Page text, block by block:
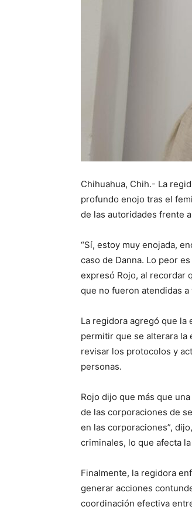
Chihuahua, Chih.- La
profundo enojo tras el
de las autoridades frente
“Sí, estoy muy enojada,
caso de Danna. Lo peor
expresó Rojo, al recordar
que no fueron atendidas a
La regidora agregó que la
permitir que se alterara la
revisar los protocolos y
personas.
Rojo dijo que más que
de las corporaciones de
en las corporaciones”,
criminales, lo que afecta
Finalmente, la regidora
generar acciones
coordinación efectiva